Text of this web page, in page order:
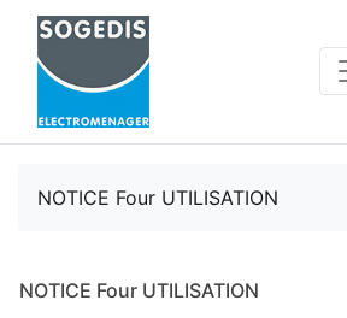
NOTICE Four UTILISATION
NOTICE Four UTILISATION